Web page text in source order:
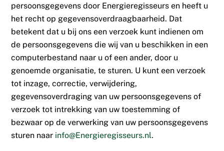
persoonsgegevens door Energieregisseurs en heeft u
het recht op gegevensoverdraagbaarheid. Dat
betekent dat u bij ons een verzoek kunt indienen om
de persoonsgegevens die wij van u beschikken in een
computerbestand naar u of een ander, door u
genoemde organisatie, te sturen. U kunt een verzoek
tot inzage, correctie, verwijdering,
gegevensoverdraging van uw persoonsgegevens of
verzoek tot intrekking van uw toestemming of
bezwaar op de verwerking van uw persoonsgegevens
sturen naar info@Energieregisseurs.nl.